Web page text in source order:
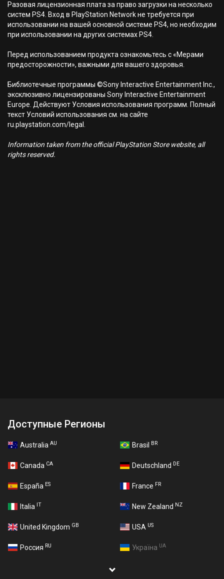
Разовая лицензионная плата за право загрузки на несколько
систем PS4. Вход в PlayStation Network не требуется при
использовании на вашей основной системе PS4, но необходим
при использовании на других системах PS4.
Перед использованием продукта ознакомьтесь с «Мерами
предосторожности», важными для вашего здоровья.
Библиотечные программы ©Sony Interactive Entertainment Inc.,
эксклюзивно лицензированы Sony Interactive Entertainment
Europe. Действуют Условия использования программ. Полный
текст Условий использования см. на сайте
ru.playstation.com/legal.
Information taken from the official PlayStation Store website, all
rights reserved.
Доступные Регионы
Australia AU Brasil BR
Canada CA Deutschland DE
España ES France FR
Italia IT New Zealand NZ
United Kingdom GB USA US
Россия RU Україна UA